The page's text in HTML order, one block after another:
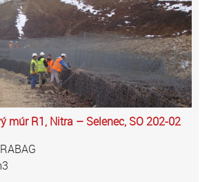
múr R1, Nitra – Selenec, SO 202-02